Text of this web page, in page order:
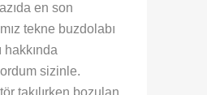
en son
tekne buzdolabı
hakkında
sizinle.